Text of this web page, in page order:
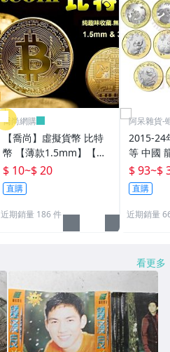
喬尚網購
【喬尚】虛擬貨幣 比特
幣 【薄款1.5mm】【厚
款3mm】純趣味收藏無
貨幣價值 開運金幣 招財
錢母 小禮物
$ 10~$ 20
直購
近期銷量 186 件
阿呆雜貨-
2015-24
等 中國
銀行
鼠牛虎
行流通
$ 93~$
直購
近期銷量
看更多